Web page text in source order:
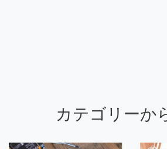
カテゴリーか